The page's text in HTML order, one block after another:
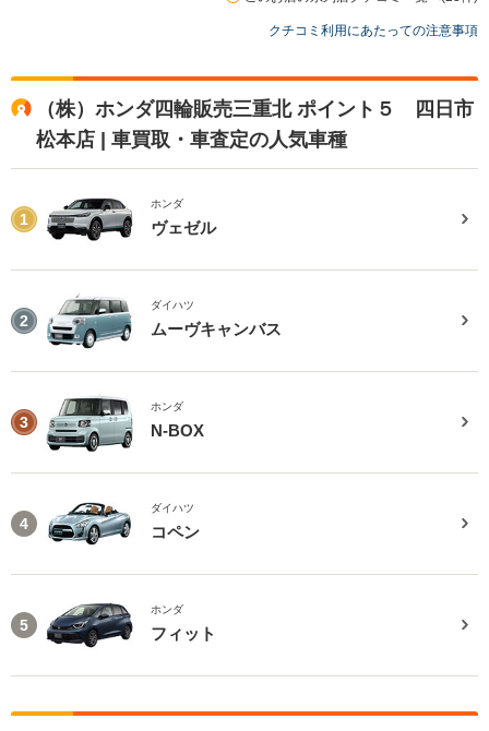
クチコミ利用にあたっての注意事項
（株）ホンダ四輪販売三重北 ポイント５ 四日市
松本店 | 車買取・車査定の人気車種
1
ホンダ
ヴェゼル
2
ダイハツ
ムーヴキャンバス
3
ホンダ
N-BOX
4
ダイハツ
コペン
5
ホンダ
フィット